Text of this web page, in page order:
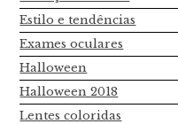
Estilo e tendências
Exames oculares
Halloween
Halloween 2018
Lentes coloridas